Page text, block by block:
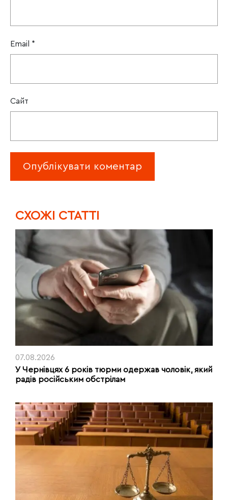
Email *
Сайт
CХОЖІ СТАТТІ
07.08.2026
У Чернівцях 6 років тюрми одержав чоловік, який
радів російським обстрілам